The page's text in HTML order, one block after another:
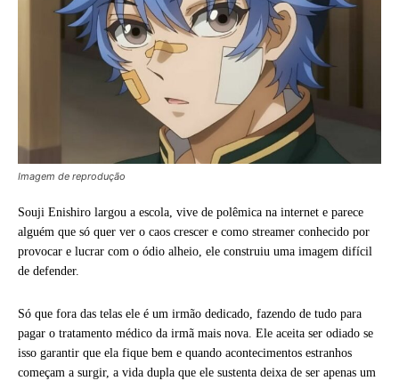
Imagem de reprodução
Souji Enishiro largou a escola, vive de polêmica na internet e parece
alguém que só quer ver o caos crescer e como streamer conhecido por
provocar e lucrar com o ódio alheio, ele construiu uma imagem difícil
de defender.
Só que fora das telas ele é um irmão dedicado, fazendo de tudo para
pagar o tratamento médico da irmã mais nova. Ele aceita ser odiado se
isso garantir que ela fique bem e quando acontecimentos estranhos
começam a surgir, a vida dupla que ele sustenta deixa de ser apenas um